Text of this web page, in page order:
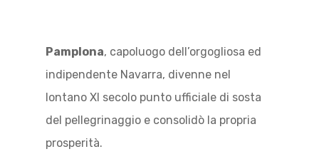
Pamplona, capoluogo dell’orgogliosa ed
indipendente Navarra, divenne nel
lontano XI secolo punto ufficiale di sosta
del pellegrinaggio e consolidò la propria
prosperità.